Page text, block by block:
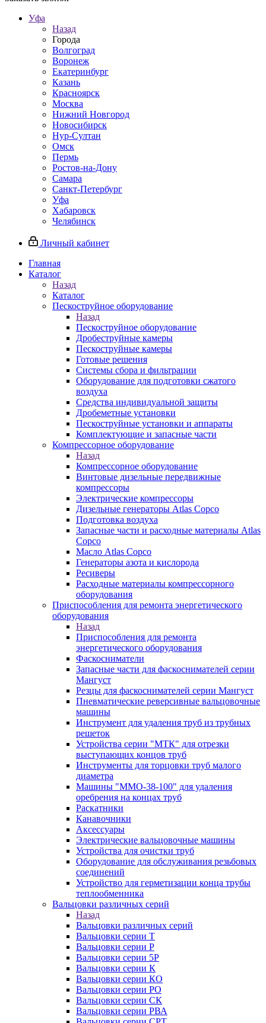
Уфа
Назад
Города
Волгоград
Воронеж
Екатеринбург
Казань
Красноярск
Москва
Нижний Новгород
Новосибирск
Нур-Султан
Омск
Пермь
Ростов-на-Дону
Самара
Санкт-Петербург
Уфа
Хабаровск
Челябинск
Личный кабинет
Главная
Каталог
Назад
Каталог
Пескоструйное оборудование
Назад
Пескоструйное оборудование
Дробеструйные камеры
Пескоструйные камеры
Готовые решения
Системы сбора и фильтрации
Оборудование для подготовки сжатого
воздуха
Средства индивидуальной защиты
Дробеметные установки
Пескоструйные установки и аппараты
Комплектующие и запасные части
Компрессорное оборудование
Назад
Компрессорное оборудование
Винтовые дизельные передвижные
компрессоры
Электрические компрессоры
Дизельные генераторы Atlas Copco
Подготовка воздуха
Запасные части и расходные материалы Atlas
Copco
Масло Atlas Copco
Генераторы азота и кислорода
Ресиверы
Расходные материалы компрессорного
оборудования
Приспособления для ремонта энергетического
оборудования
Назад
Приспособления для ремонта
энергетического оборудования
Фаскосниматели
Запасные части для фаскоснимателей серии
Мангуст
Резцы для фаскоснимателей серии Мангуст
Пневматические реверсивные вальцовочные
машины
Инструмент для удаления труб из трубных
решеток
Устройства серии "МТК" для отрезки
выступающих концов труб
Инструменты для торцовки труб малого
диаметра
Машины "ММО-38-100" для удаления
оребрения на концах труб
Раскатники
Канавочники
Аксессуары
Электрические вальцовочные машины
Устройства для очистки труб
Оборудование для обслуживания резьбовых
соединений
Устройство для герметизации конца трубы
теплообменника
Вальцовки различных серий
Назад
Вальцовки различных серий
Вальцовки серии Т
Вальцовки серии Р
Вальцовки серии 5Р
Вальцовки серии К
Вальцовки серии КО
Вальцовки серии РО
Вальцовки серии СК
Вальцовки серии РВА